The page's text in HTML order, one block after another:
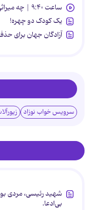
ساعت ۹:۴۰ | چه میراثی از خود به جای گذاشت؟
یک کودک دو چهره!
آزادگان جهان برای
سرویس خواب نوزاد
شهید رئیسی، مردی
بی‌ادعا.